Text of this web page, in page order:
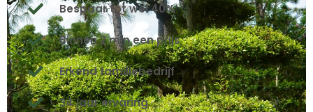
Bespaar tot wel 40%
Binnen 2 min een prijs
Erkend familiebedrijf
34 jaar ervaring